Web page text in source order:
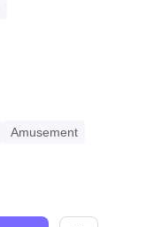
Amusement